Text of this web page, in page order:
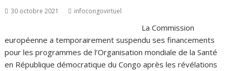
30 octobre 2021 infocongovirtuel
La Commission
européenne a temporairement suspendu ses financements
pour les programmes de l’Organisation mondiale de la Santé
en République démocratique du Congo après les révélations